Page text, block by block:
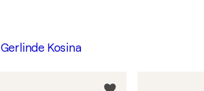
Gerlinde Kosina